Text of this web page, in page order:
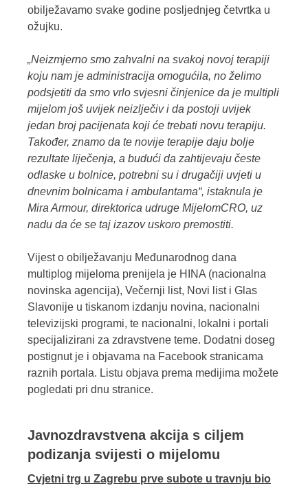
obilježavamo svake godine posljednjeg četvrtka u
ožujku.
„Neizmjerno smo zahvalni na svakoj novoj terapiji
koju nam je administracija omogućila, no želimo
podsjetiti da smo vrlo svjesni činjenice da je multipli
mijelom još uvijek neizlječiv i da postoji uvijek
jedan broj pacijenata koji će trebati novu terapiju.
Također, znamo da te novije terapije daju bolje
rezultate liječenja, a budući da zahtijevaju česte
odlaske u bolnice, potrebni su i drugačiji uvjeti u
dnevnim bolnicama i ambulantama“, istaknula je
Mira Armour, direktorica udruge MijelomCRO, uz
nadu da će se taj izazov uskoro premostiti.
Vijest o obilježavanju Međunarodnog dana
multiplog mijeloma prenijela je HINA (nacionalna
novinska agencija), Večernji list, Novi list i Glas
Slavonije u tiskanom izdanju novina, nacionalni
televizijski programi, te nacionalni, lokalni i portali
specijalizirani za zdravstvene teme. Dodatni doseg
postignut je i objavama na Facebook stranicama
raznih portala. Listu objava prema medijima možete
pogledati pri dnu stranice.
Javnozdravstvena akcija s ciljem
podizanja svijesti o mijelomu
Cvjetni trg u Zagrebu prve subote u travnju bio